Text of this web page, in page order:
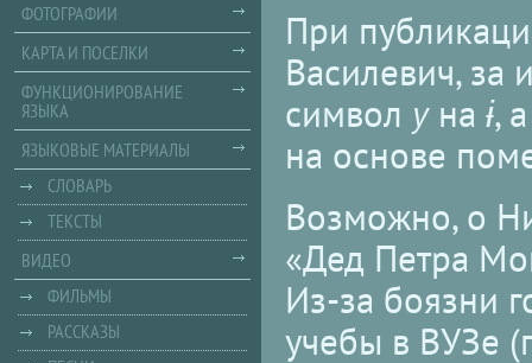
При
Василевич, за
символ y на ɨ,
на основе
Возможно, о
«Дед Петра
Из-за боязни
учебы в ВУЗе
ФОТОГРАФИИ
КАРТА И ПОСЕЛКИ
ФУНКЦИОНИРОВАНИЕ
ЯЗЫКА
ЯЗЫКОВЫЕ МАТЕРИАЛЫ
СЛОВАРЬ
ТЕКСТЫ
ВИДЕО
ФИЛЬМЫ
РАССКАЗЫ